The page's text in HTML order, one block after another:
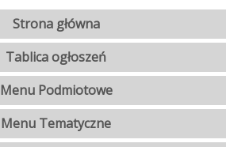
Strona główna
Tablica ogłoszeń
Menu Podmiotowe
Menu Tematyczne